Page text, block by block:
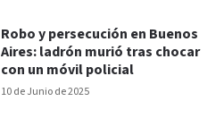
10 de Junio de 2025
Robo y persecución en Buenos
Aires: ladrón murió tras chocar
con un móvil policial